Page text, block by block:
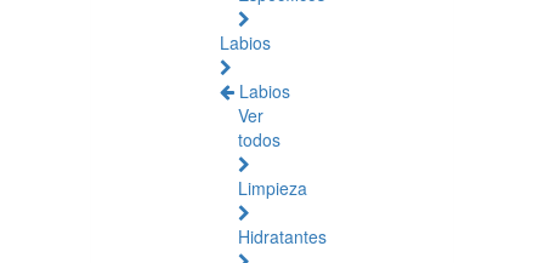
Labios
Labios
Ver
todos
Limpieza
Hidratantes